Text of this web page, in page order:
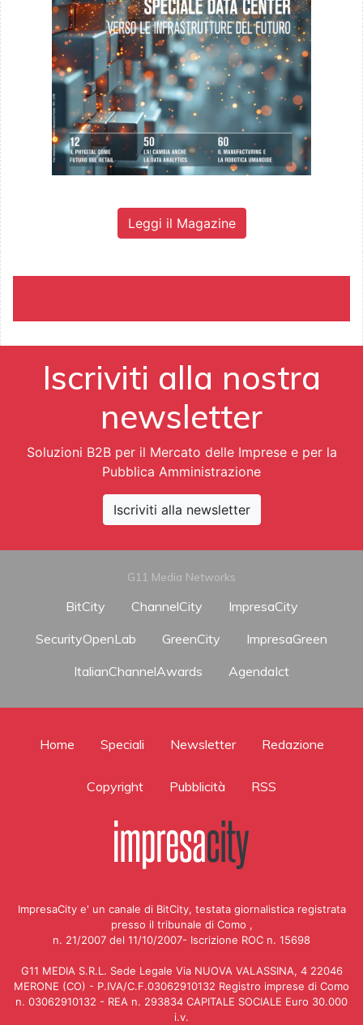
Leggi il Magazine
Iscriviti alla nostra
newsletter
Soluzioni B2B per il Mercato delle Imprese e per la
Pubblica Amministrazione
Iscriviti alla newsletter
G11 Media Networks
BitCity ChannelCity
ImpresaCity
SecurityOpenLab
GreenCity
ImpresaGreen
ItalianChannelAwards
AgendaIct
Home Speciali Newsletter Redazione
Copyright Pubblicità RSS
ImpresaCity e' un canale di BitCity, testata giornalistica registrata
presso il tribunale di Como ,
n. 21/2007 del 11/10/2007- Iscrizione ROC n. 15698
G11 MEDIA S.R.L. Sede Legale Via NUOVA VALASSINA, 4 22046
MERONE (CO) - P.IVA/C.F.03062910132 Registro imprese di Como
n. 03062910132 - REA n. 293834 CAPITALE SOCIALE Euro 30.000
i.v.